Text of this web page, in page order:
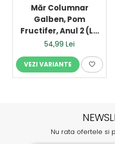
Măr Columnar
Galben, Pom
Fructifer, Anul 2 (La
Ghiveci sau Rădăcină
54,99 Lei
VEZI VARIANTE
Nu rata ofertele si